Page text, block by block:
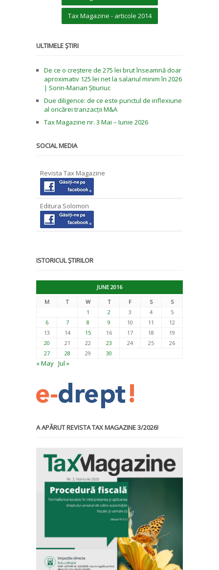
Tax Magazine - articole 2014
ULTIMELE ȘTIRI
De ce o creștere de 275 lei brut înseamnă doar
aproximativ 125 lei net la salariul minim în 2026
| Sorin-Marian Știuriuc
Due diligence: de ce este punctul de inflexiune
al oricărei tranzacții M&A
Tax Magazine nr. 3 Mai – Iunie 2026
SOCIAL MEDIA
Revista Tax Magazine
Editura Solomon
ISTORICUL ȘTIRILOR
JUNE 2016
M
T W T F S
S
1
2 3 4
5
6
7 8 9 10 11
12
13
14 15 16 17 18
19
20
21 22 23 24 25
26
27
28 29 30
« May Jul »
A APĂRUT REVISTA TAX MAGAZINE 3/2026!